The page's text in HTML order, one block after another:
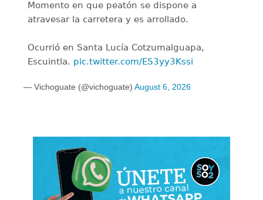
Momento en que peatón se dispone a
atravesar la carretera y es arrollado.
Ocurrió en Santa Lucía Cotzumalguapa,
Escuintla. pic.twitter.com/ES3yy3Kssi
— Vichoguate (@vichoguate) August 6, 2026